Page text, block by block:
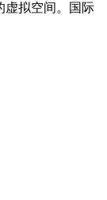
虚拟空间。国际